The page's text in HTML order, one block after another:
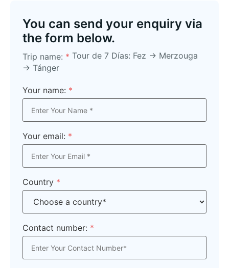
You can send your enquiry via
the form below.
Trip name: * Tour de 7 Días: Fez → Merzouga
→ Tánger
Your name: *
Your email: *
Country *
Contact number: *